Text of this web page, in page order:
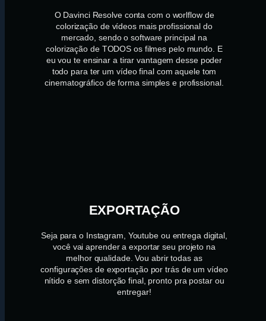
O Davinci Resolve conta com o worlflow de
colorização de vídeos mais profissional do
mercado, sendo o software principal na
colorização de TODOS os filmes pelo mundo. E
eu vou te ensinar a tirar vantagem desse poder
todo para ter um vídeo final com aquele tom
cinematográfico de forma simples e profissional.
EXPORTAÇÃO
Seja para o Instagram, Youtube ou entrega digital,
você vai aprender a exportar seu projeto na
melhor qualidade. Vou abrir todas as
configurações de exportação por trás de um vídeo
nítido e sem distorção final, pronto pra postar ou
entregar!